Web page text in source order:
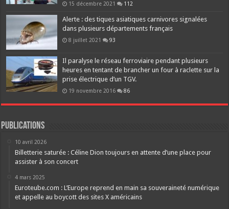
15 décembre 2021 112
Alerte : des tiques asiatiques carnivores signalées
dans plusieurs départements français
8 juillet 2021 93
Il paralyse le réseau ferroviaire pendant plusieurs
heures en tentant de brancher un four à raclette sur la
prise électrique d’un TGV.
19 novembre 2016 86
Publications
10 avril 2026
Billetterie saturée : Céline Dion toujours en attente d’une place pour
assister à son concert
4 mars 2025
Euroteube.com : L’Europe reprend en main sa souveraineté numérique
et appelle au boycott des sites X américains